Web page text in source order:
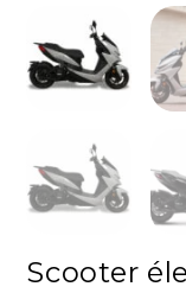
Scooter